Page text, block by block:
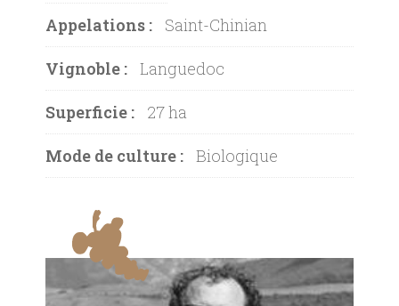
Appelations : Saint-Chinian
Vignoble : Languedoc
Superficie : 27 ha
Mode de culture : Biologique